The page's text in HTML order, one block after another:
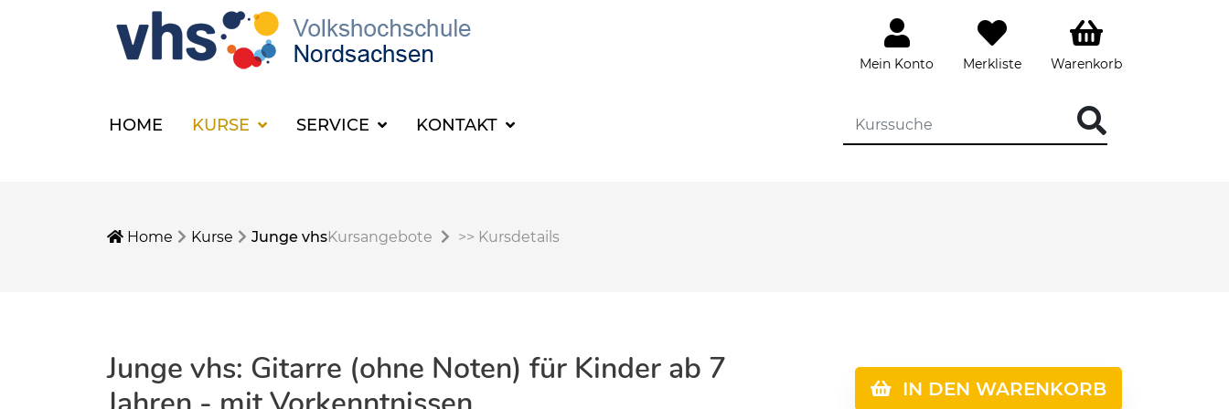
Mein Konto Merkliste Warenkorb
HOME KURSE SERVICE KONTAKT
Home Kurse Junge vhsKursangebote >> Kursdetails
Junge vhs: Gitarre (ohne Noten) für Kinder ab 7
IN DEN WARENKORB